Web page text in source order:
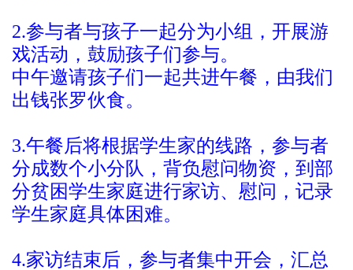
2.参与者与孩子一起分为小组，开展游
戏活动，鼓励孩子们参与。
中午邀请孩子们一起共进午餐，由我们
出钱张罗伙食。
3.午餐后将根据学生家的线路，参与者
分成数个小分队，背负慰问物资，到部
分贫困学生家庭进行家访、慰问，记录
学生家庭具体困难。
4.家访结束后，参与者集中开会，汇总